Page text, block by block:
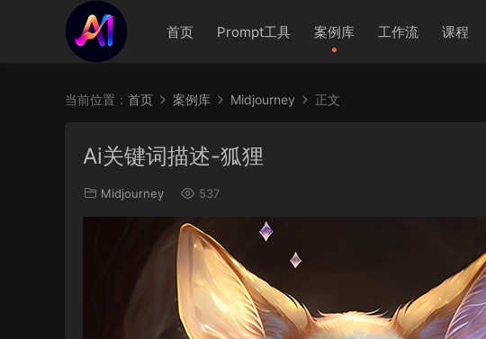
首页 Prompt工具 案例库 工作流 课程
当前位置： 首页 案例库 Midjourney 正文
Ai关键词描述-狐狸
Midjourney 537